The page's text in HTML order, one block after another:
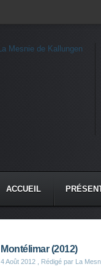
ACCUEIL
Montélimar (2012)
4 Août 2012 , Rédigé par La